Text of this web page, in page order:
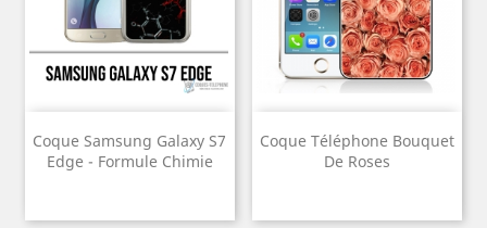
Coque Samsung Galaxy S7
Edge - Formule Chimie
Coque Téléphone Bouquet
De Roses